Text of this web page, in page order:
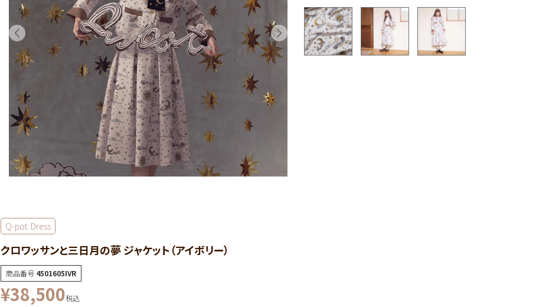
Q-pot. Dress
クロワッサンと三日月の夢 ジャケット（アイボリー）
商品番号 4501605IVR
¥38,500税込